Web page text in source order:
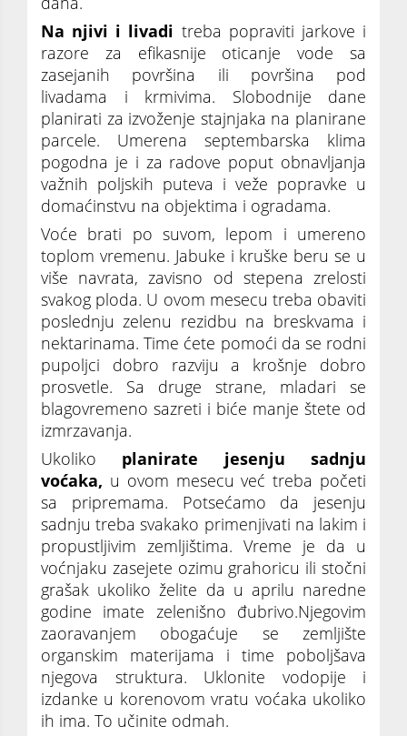
Na njivi i livadi treba popraviti jarkove i
razore za efikasnije oticanje vode sa
zasejanih površina ili površina pod
livadama i krmivima. Slobodnije dane
planirati za izvoženje stajnjaka na planirane
parcele. Umerena septembarska klima
pogodna je i za radove poput obnavljanja
važnih poljskih puteva i veže popravke u
domaćinstvu na objektima i ogradama.
Voće brati po suvom, lepom i umereno
toplom vremenu. Jabuke i kruške beru se u
više navrata, zavisno od stepena zrelosti
svakog ploda. U ovom mesecu treba obaviti
poslednju zelenu rezidbu na breskvama i
nektarinama. Time ćete pomoći da se rodni
pupoljci dobro razviju a krošnje dobro
prosvetle. Sa druge strane, mladari se
blagovremeno sazreti i biće manje štete od
izmrzavanja.
Ukoliko planirate jesenju sadnju
voćaka, u ovom mesecu već treba početi
sa pripremama. Potsećamo da jesenju
sadnju treba svakako primenjivati na lakim i
propustljivim zemljištima. Vreme je da u
voćnjaku zasejete ozimu grahoricu ili stočni
grašak ukoliko želite da u aprilu naredne
godine imate zelenišno đubrivo.Njegovim
zaoravanjem obogaćuje se zemljište
organskim materijama i time poboljšava
njegova struktura. Uklonite vodopije i
izdanke u korenovom vratu voćaka ukoliko
ih ima. To učinite odmah.